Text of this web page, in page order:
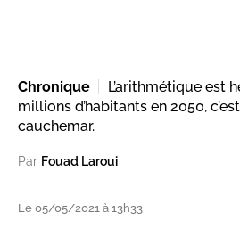
Chronique
L’arithmétique est
millions d’habitants en 2050,
cauchemar.
Par Fouad Laroui
Le 05/05/2021 à 13h33